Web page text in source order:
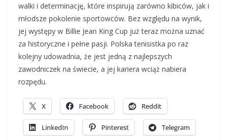
walki i determinację, które inspirują zarówno kibiców, jak i
młodsze pokolenie sportowców. Bez względu na wynik,
jej występy w Billie Jean King Cup już teraz można uznać
za historyczne i pełne pasji. Polska tenisistka po raz
kolejny udowadnia, że jest jedną z najlepszych
zawodniczek na świecie, a jej kariera wciąż nabiera
rozpędu.
X Facebook Reddit
LinkedIn Pinterest Telegram